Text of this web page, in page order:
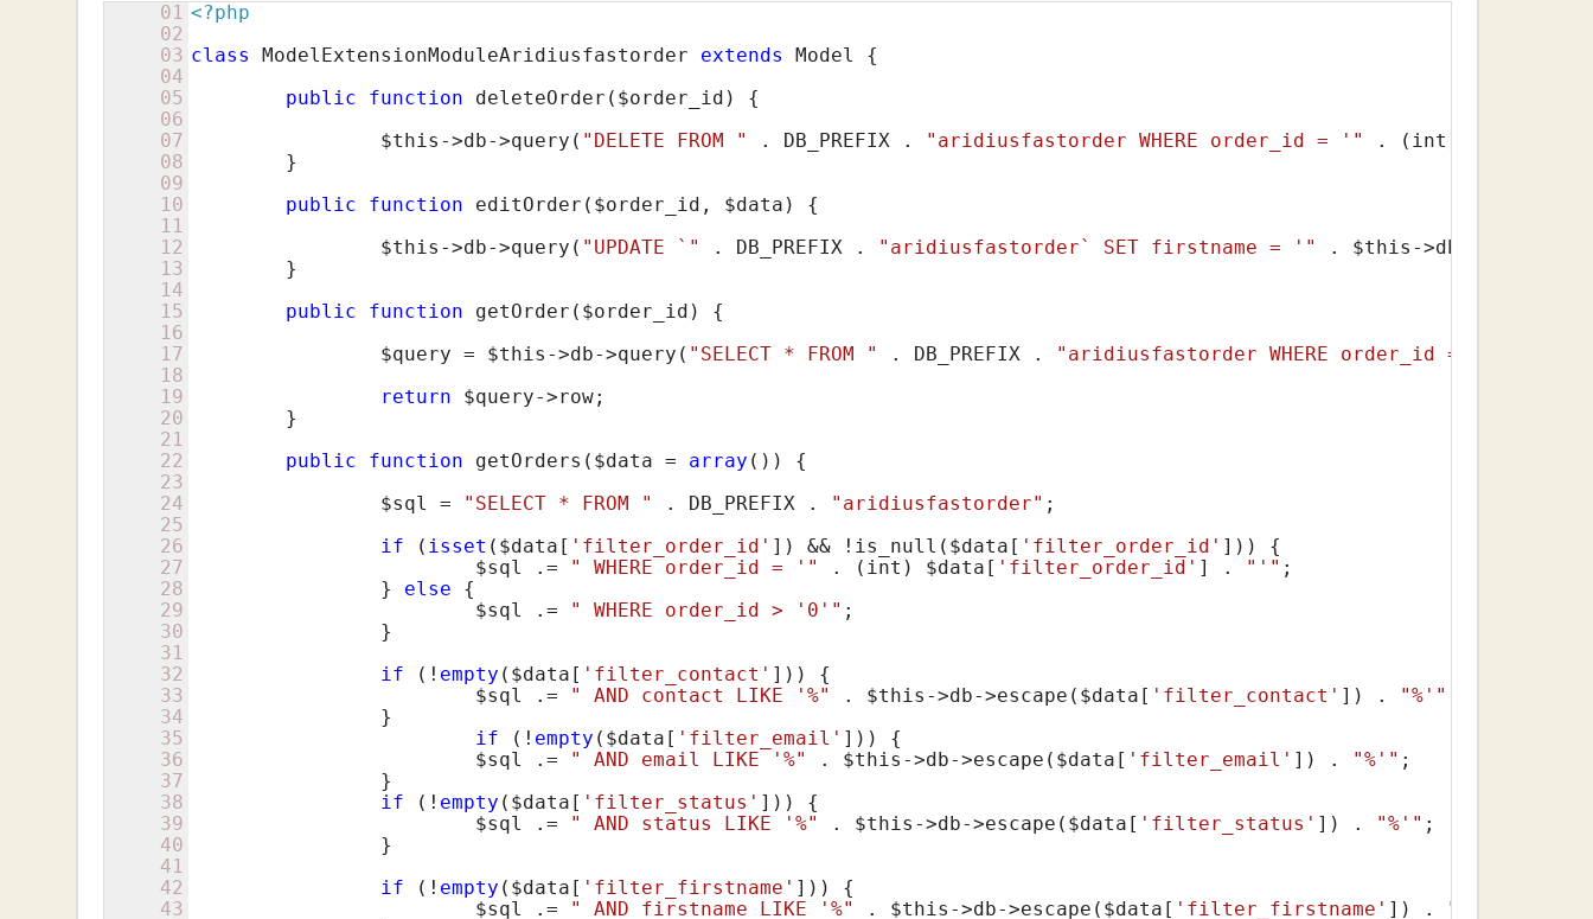
01
02
03
04
05
06
07
08
09
10
11
12
13
14
15
16
17
18
19
20
21
22
23
24
25
26
27
28
29
30
31
32
33
34
35
36
37
38
39
40
41
42
43
<?php
class
ModelExtensionModuleAridiusfastorder extends
Model {
public
function deleteOrder( $order_id ) {
$this ->db->query( "DELETE FROM " . DB_PREFIX . "aridiusfastorder WHERE order_id = '" . (int)
public
function editOrder( $order_id , $data ) {
$this ->db->query( "UPDATE `" . DB_PREFIX . "aridiusfastorder` SET firstname = '" . $this ->db->escape(
public
function getOrder( $order_id ) {
$query = $this ->db->query( "SELECT * FROM " . DB_PREFIX . "aridiusfastorder WHERE order_id = '"
return
$query->row;
public
function getOrders( $data = array ()) {
$sql
= "SELECT * FROM " . DB_PREFIX . "aridiusfastorder" ;
if ( isset ( $data [ 'filter_order_id' ]) && !is_null( $data [ 'filter_order_id' ])) {
$sql
.= " WHERE order_id = '" . (int) $data [ 'filter_order_id' ] . "'" ;
		}
else {
$sql
.= " WHERE order_id > '0'" ;
if (! empty ( $data [ 'filter_contact' ])) {
$sql
.= " AND contact LIKE '%" . $this ->db->escape( $data [ 'filter_contact' ]) . "%'"
if (! empty ( $data [ 'filter_email' ])) {
$sql
.= " AND email LIKE '%" . $this ->db->escape( $data [ 'filter_email' ]) . "%'" ;
if (! empty ( $data [ 'filter_status' ])) {
$sql
.= " AND status LIKE '%" . $this ->db->escape( $data [ 'filter_status' ]) . "%'" ;
if (! empty ( $data [ 'filter_firstname' ])) {
$sql
.= " AND firstname LIKE '%" . $this ->db->escape( $data [ 'filter_firstname' ]) . "%'"